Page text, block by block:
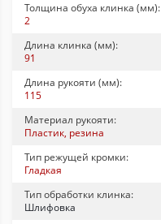
Толщина обуха клинка (мм):
2
Длина клинка (мм):
91
Длина рукояти (мм):
115
Материал рукояти:
Пластик, резина
Тип режущей кромки:
Гладкая
Тип обработки клинка:
Шлифовка